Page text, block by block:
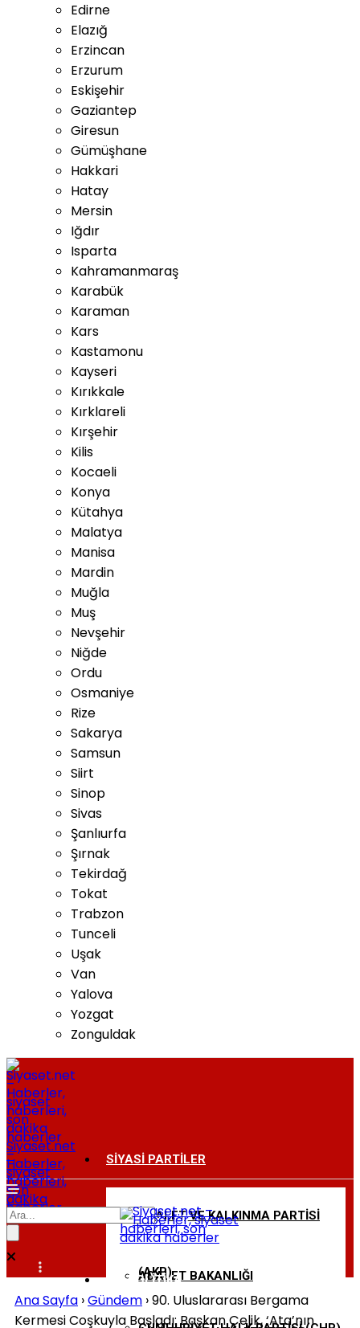
Edirne
Elazığ
Erzincan
Erzurum
Eskişehir
Gaziantep
Giresun
Gümüşhane
Hakkari
Hatay
Mersin
Iğdır
Isparta
Kahramanmaraş
Karabük
Karaman
Kars
Kastamonu
Kayseri
Kırıkkale
Kırklareli
Kırşehir
Kilis
Kocaeli
Konya
Kütahya
Malatya
Manisa
Mardin
Muğla
Muş
Nevşehir
Niğde
Ordu
Osmaniye
Rize
Sakarya
Samsun
Siirt
Sinop
Sivas
Şanlıurfa
Şırnak
Tekirdağ
Tokat
Trabzon
Tunceli
Uşak
Van
Yalova
Yozgat
Zonguldak
Siyaset.net
–
Haberler,
siyaset
haberleri,
son
dakika
haberler
SIYASI PARTILER
ADALET VE KALKINMA PARTISI
(AKP)
BAKANLIKLAR
ADALET BAKANLIĞI
DIŞ POLITIKA
Ana Sayfa ›Gündem ›90. Uluslararası Bergama
Kermesi Coşkuyla Başladı: Başkan Çelik, ‘Ata’nın